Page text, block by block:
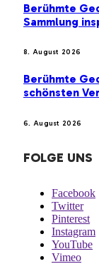
Berühmte
Sammlung
8. August 2026
Berühmte
schönsten
6. August 2026
FOLGE UNS
Facebook
Twitter
Pinterest
Instagram
YouTube
Vimeo